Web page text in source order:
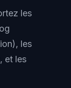
les
les
et les